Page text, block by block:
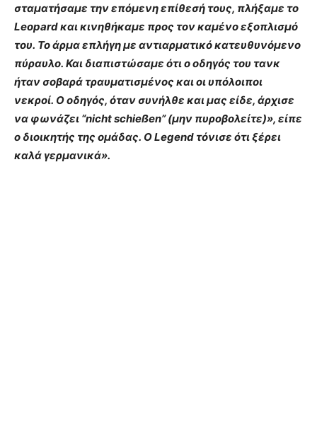
σταματήσαμε την επόμενη επίθεσή τους, πλήξαμε το
Leopard και κινηθήκαμε προς τον καμένο εξοπλισμό
του. Το άρμα επλήγη με αντιαρματικό κατευθυνόμενο
πύραυλο. Και διαπιστώσαμε ότι ο οδηγός του τανκ
ήταν σοβαρά τραυματισμένος και οι υπόλοιποι
νεκροί. Ο οδηγός, όταν συνήλθε και μας είδε, άρχισε
να φωνάζει “nicht schießen” (μην πυροβολείτε)», είπε
ο διοικητής της ομάδας. Ο Legend τόνισε ότι ξέρει
καλά γερμανικά».